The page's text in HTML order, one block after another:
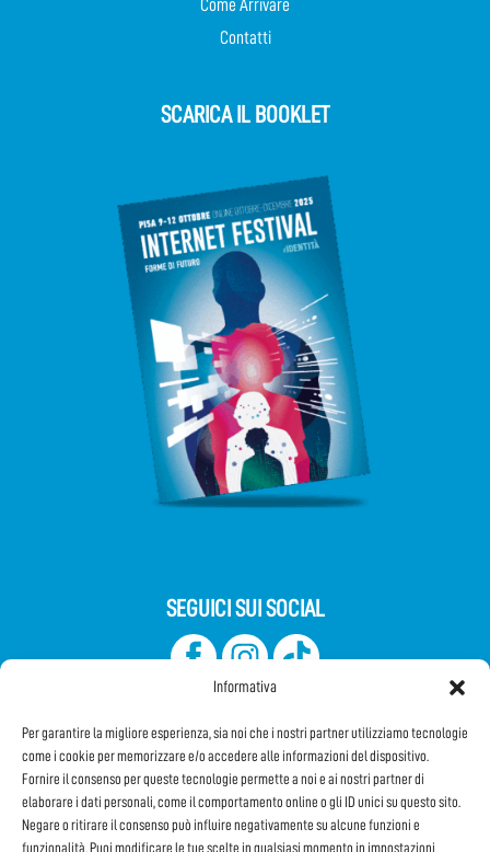
Informativa
Per garantire la migliore esperienza, sia noi che i nostri partner utilizziamo tecnologie
come i cookie per memorizzare e/o accedere alle informazioni del dispositivo.
Fornire il consenso per queste tecnologie permette a noi e ai nostri partner di
elaborare i dati personali, come il comportamento online o gli ID unici su questo sito.
Negare o ritirare il consenso può influire negativamente su alcune funzioni e
funzionalità. Puoi modificare le tue scelte in qualsiasi momento in impostazioni
Come Arrivare
Contatti
SCARICA IL BOOKLET
SEGUICI SUI SOCIAL
Iscriviti alla Newsletter